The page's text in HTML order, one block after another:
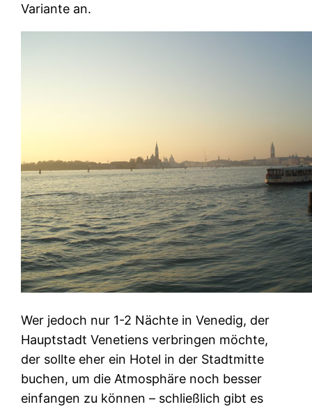
Variante an.
Wer jedoch nur 1-2 Nächte in Venedig, der
Hauptstadt Venetiens verbringen möchte,
der sollte eher ein Hotel in der Stadtmitte
buchen, um die Atmosphäre noch besser
einfangen zu können – schließlich gibt es